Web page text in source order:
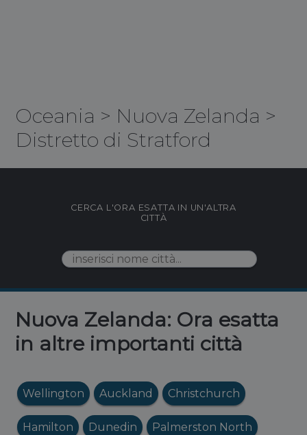
Oceania > Nuova Zelanda >
Distretto di Stratford
CERCA L'ORA ESATTA IN UN'ALTRA
CITTÀ
Nuova Zelanda: Ora esatta
in altre importanti città
Wellington Auckland Christchurch
Hamilton Dunedin Palmerston North